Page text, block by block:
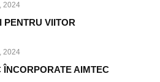
2024
VIITOR
2024
AIMTEC